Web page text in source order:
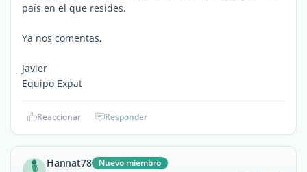
país en el que resides.
Ya nos comentas,
Javier
Equipo Expat
Reaccionar Responder
Hannat78 Nuevo miembro